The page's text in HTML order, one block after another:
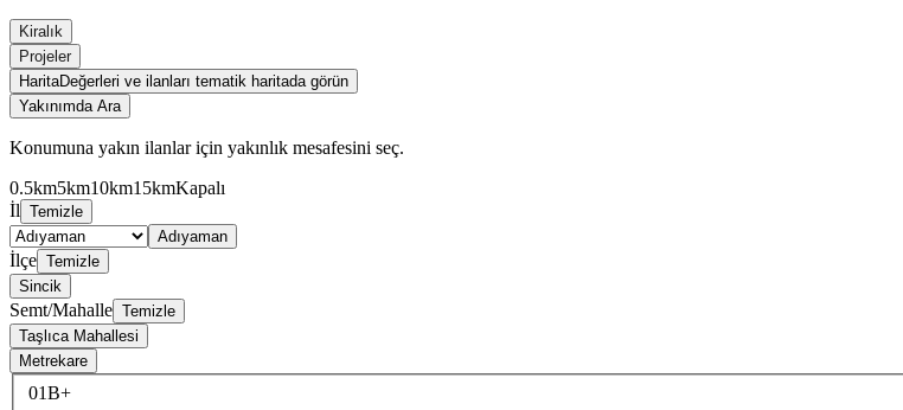
Kiralık
Projeler
HaritaDeğerleri ve ilanları tematik haritada görün
Yakınımda Ara
Konumuna yakın ilanlar için yakınlık mesafesini seç.
0.5km5km10km15kmKapalı
İl Temizle
Adıyaman
İlçe Temizle
Sincik
Semt/Mahalle Temizle
Taşlıca Mahallesi
Metrekare
01B+